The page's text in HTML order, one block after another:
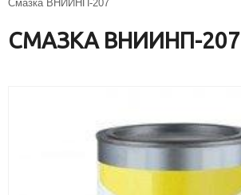
+375 (33) 315-03-03
aysberg-sales@yandex.by
Смазка ВНИИНП-207
СМАЗКА ВНИИНП-207